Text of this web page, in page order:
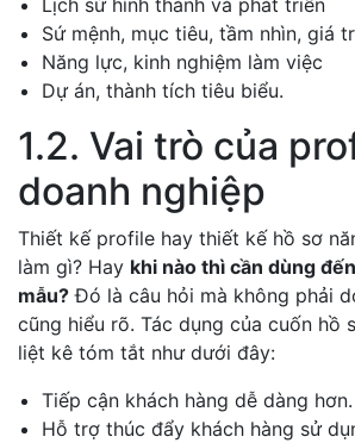
Sứ mệnh, mục tiêu, tầm nhìn, giá
Năng lực, kinh nghiệm làm việc
Dự án, thành tích tiêu biểu.
1.2. Vai trò của
doanh nghiệp
Thiết kế profile hay thiết kế hồ sơ
làm gì? Hay khi nào thì cần dùng
mẫu? Đó là câu hỏi mà không phải
cũng hiểu rõ. Tác dụng của cuốn hồ
liệt kê tóm tắt như dưới đây:
Tiếp cận khách hàng dễ dàng hơn.
Hỗ trợ thúc đẩy khách hàng sử